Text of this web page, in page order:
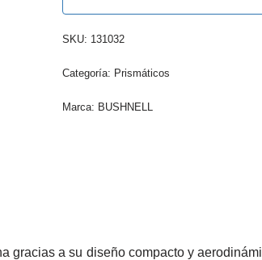
SKU: 131032
Categoría: Prismáticos
Marca: BUSHNELL
gracias a su diseño compacto y